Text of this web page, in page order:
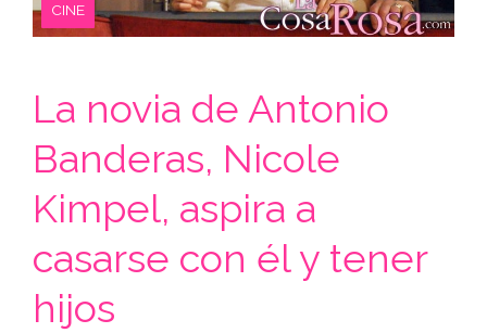
CINE
La novia de Antonio
Banderas, Nicole
Kimpel, aspira a
casarse con él y tener
hijos